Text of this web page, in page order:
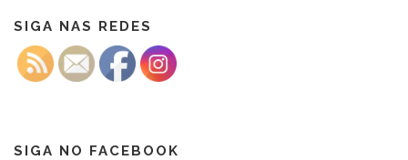
SIGA NAS REDES
SIGA NO FACEBOOK